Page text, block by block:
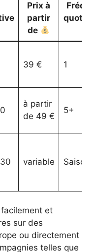
Prix à
partir
de
39 € 1
à partir
de 49 €
5+
variable
et
sur des
ou directement
telles que